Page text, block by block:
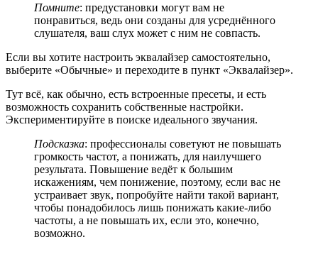
Помните: предустановки могут вам не
понравиться, ведь они созданы для усреднённого
слушателя, ваш слух может с ним не совпасть.
Если вы хотите настроить эквалайзер самостоятельно,
выберите «Обычные» и переходите в пункт «Эквалайзер».
Тут всё, как обычно, есть встроенные пресеты, и есть
возможность сохранить собственные настройки.
Экспериментируйте в поиске идеального звучания.
Подсказка: профессионалы советуют не повышать
громкость частот, а понижать, для наилучшего
результата. Повышение ведёт к большим
искажениям, чем понижение, поэтому, если вас не
устраивает звук, попробуйте найти такой вариант,
чтобы понадобилось лишь понижать какие-либо
частоты, а не повышать их, если это, конечно,
возможно.